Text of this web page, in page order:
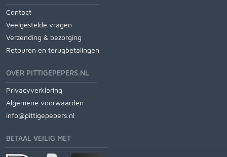
Contact
Veelgestelde vragen
Verzending & bezorging
Retouren en terugbetalingen
OVER PITTIGEPEPERS.NL
Privacyverklaring
Algemene voorwaarden
info@pittigepepers.nl
BETAAL VEILIG MET